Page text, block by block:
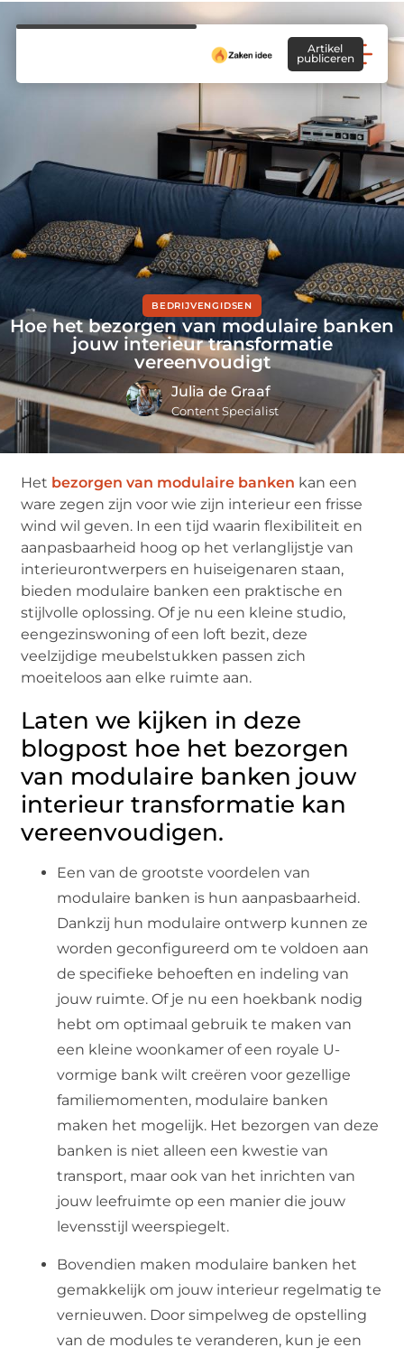
Artikel
publiceren
BEDRIJVENGIDSEN
Hoe het bezorgen van modulaire banken
jouw interieur transformatie
vereenvoudigt
Julia de Graaf
Content Specialist
Het bezorgen van modulaire banken kan een
ware zegen zijn voor wie zijn interieur een frisse
wind wil geven. In een tijd waarin flexibiliteit en
aanpasbaarheid hoog op het verlanglijstje van
interieurontwerpers en huiseigenaren staan,
bieden modulaire banken een praktische en
stijlvolle oplossing. Of je nu een kleine studio,
eengezinswoning of een loft bezit, deze
veelzijdige meubelstukken passen zich
moeiteloos aan elke ruimte aan.
Laten we kijken in deze
blogpost hoe het bezorgen
van modulaire banken jouw
interieur transformatie kan
vereenvoudigen.
Een van de grootste voordelen van
modulaire banken is hun aanpasbaarheid.
Dankzij hun modulaire ontwerp kunnen ze
worden geconfigureerd om te voldoen aan
de specifieke behoeften en indeling van
jouw ruimte. Of je nu een hoekbank nodig
hebt om optimaal gebruik te maken van
een kleine woonkamer of een royale U-
vormige bank wilt creëren voor gezellige
familiemomenten, modulaire banken
maken het mogelijk. Het bezorgen van deze
banken is niet alleen een kwestie van
transport, maar ook van het inrichten van
jouw leefruimte op een manier die jouw
levensstijl weerspiegelt.
Bovendien maken modulaire banken het
gemakkelijk om jouw interieur regelmatig te
vernieuwen. Door simpelweg de opstelling
van de modules te veranderen, kun je een